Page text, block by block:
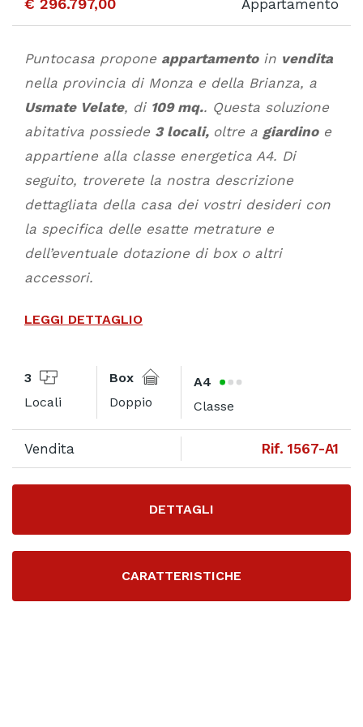
Appartamento
Puntocasa propone appartamentoin vendita
nella provincia di Monza e della Brianza, a
Usmate Velate, di 109 mq.. Questa soluzione
abitativa possiede 3 locali, oltre a giardinoe
appartiene alla classe energetica A4. Di
seguito, troverete la nostra descrizione
dettagliata della casa dei vostri desideri con
la specifica delle esatte metrature e
dell’eventuale dotazione di box o altri
accessori.
LEGGI DETTAGLIO
3
Locali
Box
Doppio
A4
Classe
Vendita Rif. 1567-A1
DETTAGLI
CARATTERISTICHE